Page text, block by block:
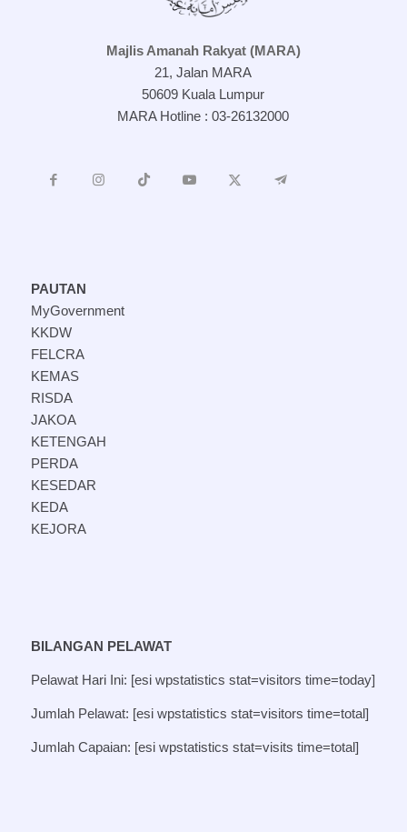
Majlis Amanah Rakyat (MARA)
21, Jalan MARA
50609 Kuala Lumpur
MARA Hotline : 03-26132000
PAUTAN
MyGovernment
KKDW
FELCRA
KEMAS
RISDA
JAKOA
KETENGAH
PERDA
KESEDAR
KEDA
KEJORA
BILANGAN PELAWAT
Pelawat Hari Ini: [esi wpstatistics stat=visitors time=today]
Jumlah Pelawat: [esi wpstatistics stat=visitors time=total]
Jumlah Capaian: [esi wpstatistics stat=visits time=total]